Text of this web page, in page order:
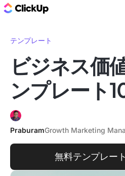
テンプレート
ビジネス価
ンプレート
PraburamGrowth Marketing
無料テンプレー